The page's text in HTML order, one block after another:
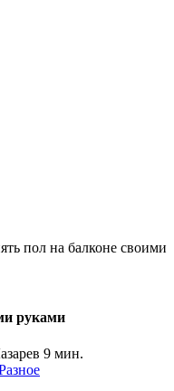
пол на балконе своими
руками
9 мин.